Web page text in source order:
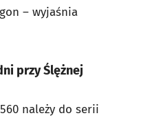
– wyjaśnia
przy Ślężnej
należy do serii